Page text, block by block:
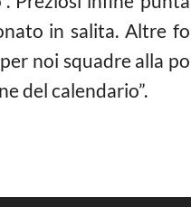
in salita. Altre
noi squadre alla
del calendario”.